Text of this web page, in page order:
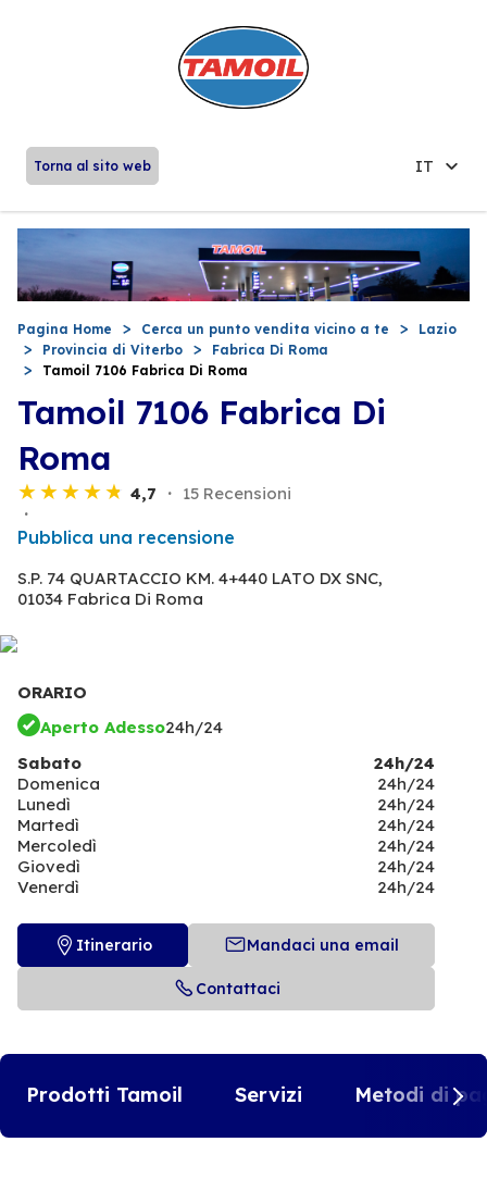
Torna al sito web IT
Pagina Home Cerca un punto vendita vicino a te
Lazio
Provincia di Viterbo
Fabrica Di Roma
Tamoil 7106 Fabrica Di Roma
Tamoil 7106 Fabrica Di
Roma
4,7 15 Recensioni
Pubblica una recensione
S.P. 74 QUARTACCIO KM. 4+440 LATO DX SNC,
01034 Fabrica Di Roma
ORARIO
Aperto Adesso24h/24
Sabato
24h/24
Domenica
24h/24
Lunedì
24h/24
Martedì
24h/24
Mercoledì
24h/24
Giovedì
24h/24
Venerdì
24h/24
Itinerario Mandaci una email
Contattaci
Prodotti Tamoil Servizi Metodi di